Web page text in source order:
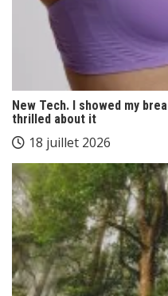
New Tech. I showed my
thrilled about it
18 juillet 2026